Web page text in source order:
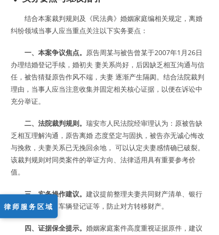
结合本案裁判规则及《民法典》婚姻家庭编相关规定，离婚
纠纷领域当事人应当重点关注以下实务要点：
一、本案争议焦点。 原告周某与被告曾某于2007年1月26日
办理结婚登记手续，婚初夫 妻关系尚好，后因缺乏相互沟通与信
任，被告猜疑原告作风不端，夫妻 逐渐产生隔阂。结合法院裁判
理由，当事人应当注意收集并固定相关核心证据，以便在诉讼中
充分举证。
二、法院裁判规则。瑞安市人民法院经审理认为：原被告缺
乏相互理解沟通，原告离婚 态度坚定与固执，被告亦无诚心悔改
与挽救，夫妻关系已无挽回余地， 可以认定夫妻感情确已破裂。
该裁判规则对同类案件的举证方向、法律适用具有重要参考价
值。
三、实务操作建议。建议提前整理夫妻共同财产清单、银行
流水、房产证、车辆登记证等，防止对方转移财产。
四、证据保全提示。婚姻家庭案件高度重视证据原件，建议
律师服务区域